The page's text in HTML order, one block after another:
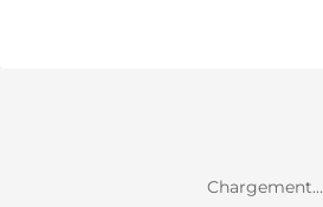
Chargement...